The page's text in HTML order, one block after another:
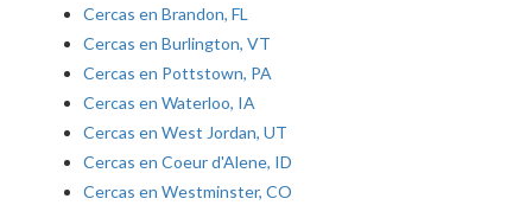
Cercas en Brandon, FL
Cercas en Burlington, VT
Cercas en Pottstown, PA
Cercas en Waterloo, IA
Cercas en West Jordan, UT
Cercas en Coeur d'Alene, ID
Cercas en Westminster, CO